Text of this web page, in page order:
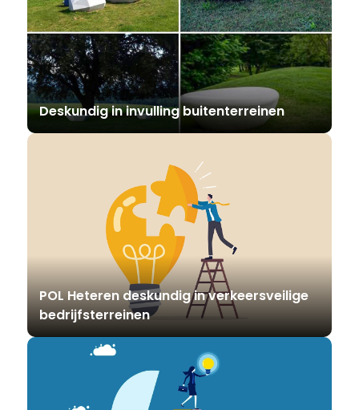
Deskundig in invulling buitenterreinen
POL Heteren deskundig in verkeersveilige
bedrijfsterreinen